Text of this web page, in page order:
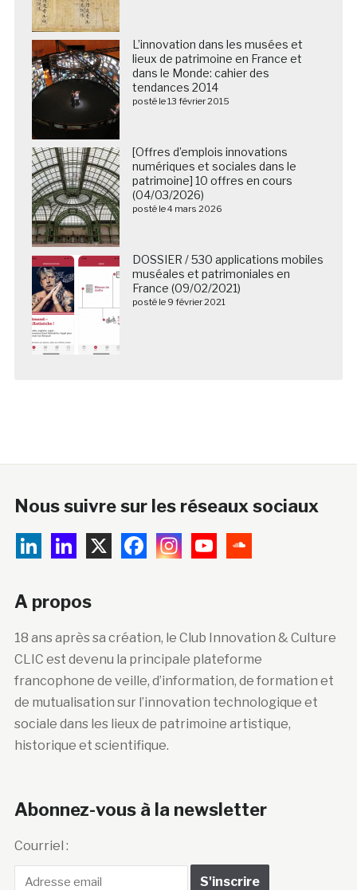
L’innovation dans les musées et
lieux de patrimoine en France et
dans le Monde: cahier des
tendances 2014
posté le 13 février 2015
[Offres d’emplois innovations
numériques et sociales dans le
patrimoine] 10 offres en cours
(04/03/2026)
posté le 4 mars 2026
DOSSIER / 530 applications mobiles
muséales et patrimoniales en
France (09/02/2021)
posté le 9 février 2021
Nous suivre sur les réseaux sociaux
A propos
18 ans après sa création, le Club Innovation & Culture
CLIC est devenu la principale plateforme
francophone de veille, d’information, de formation et
de mutualisation sur l’innovation technologique et
sociale dans les lieux de patrimoine artistique,
historique et scientifique.
Abonnez-vous à la newsletter
Courriel :